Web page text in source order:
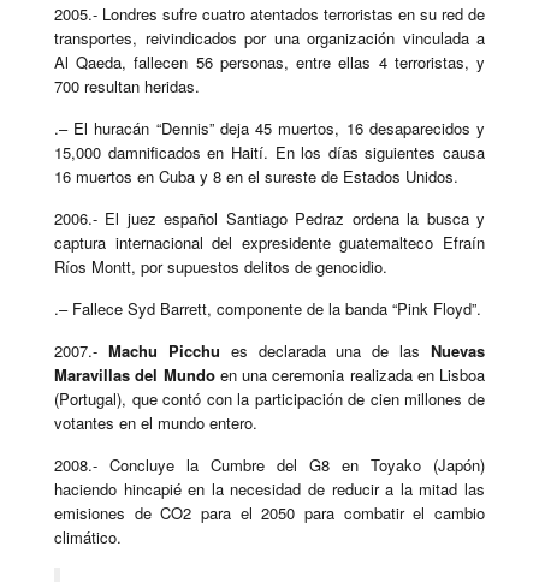
2005.- Londres sufre cuatro atentados terroristas en su red de
transportes, reivindicados por una organización vinculada a
Al Qaeda, fallecen 56 personas, entre ellas 4 terroristas, y
700 resultan heridas.
.– El huracán “Dennis” deja 45 muertos, 16 desaparecidos y
15,000 damnificados en Haití. En los días siguientes causa
16 muertos en Cuba y 8 en el sureste de Estados Unidos.
2006.- El juez español Santiago Pedraz ordena la busca y
captura internacional del expresidente guatemalteco Efraín
Ríos Montt, por supuestos delitos de genocidio.
.– Fallece Syd Barrett, componente de la banda “Pink Floyd”.
2007.- Machu Picchu es declarada una de las Nuevas
Maravillas del Mundoen una ceremonia realizada en Lisboa
(Portugal), que contó con la participación de cien millones de
votantes en el mundo entero.
2008.- Concluye la Cumbre del G8 en Toyako (Japón)
haciendo hincapié en la necesidad de reducir a la mitad las
emisiones de CO2 para el 2050 para combatir el cambio
climático.